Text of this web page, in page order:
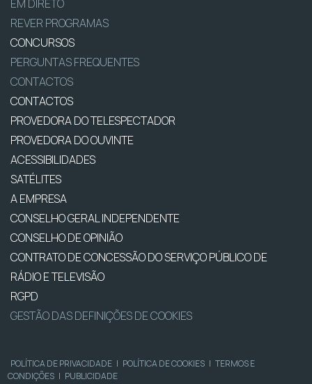
EM DIRETO
REVER PROGRAMAS
CONCURSOS
PERGUNTAS FREQUENTES
CONTACTOS
CONTACTOS
PROVEDORA DO TELESPECTADOR
PROVEDORA DO OUVINTE
ACESSIBILIDADES
SATÉLITES
A EMPRESA
CONSELHO GERAL INDEPENDENTE
CONSELHO DE OPINIÃO
CONTRATO DE CONCESSÃO DO SERVIÇO PÚBLICO DE
RÁDIO E TELEVISÃO
RGPD
GESTÃO DAS DEFINIÇÕES DE COOKIES
POLÍTICA DE PRIVACIDADE | POLÍTICA DE COOKIES | TERMOS E
CONDIÇÕES | PUBLICIDADE